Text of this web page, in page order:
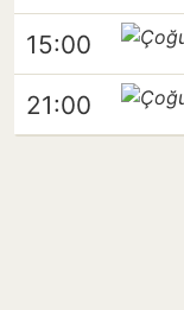
15:00
21:00